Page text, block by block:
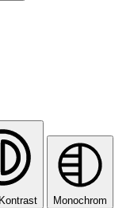
Monochrom